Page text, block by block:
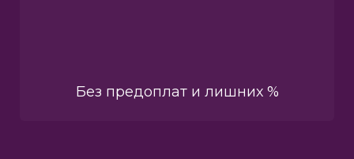
Без предоплат и лишних %